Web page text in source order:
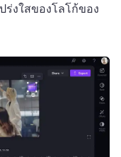
งใสของโลโก้ของ